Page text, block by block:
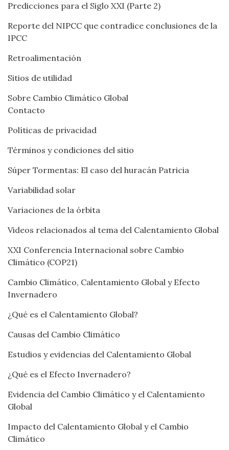
Predicciones para el Siglo XXI (Parte 2)
Reporte del NIPCC que contradice conclusiones de la
IPCC
Retroalimentación
Sitios de utilidad
Sobre Cambio Climático Global
Contacto
Políticas de privacidad
Términos y condiciones del sitio
Súper Tormentas: El caso del huracán Patricia
Variabilidad solar
Variaciones de la órbita
Videos relacionados al tema del Calentamiento Global
XXI Conferencia Internacional sobre Cambio
Climático (COP21)
Cambio Climático, Calentamiento Global y Efecto
Invernadero
¿Qué es el Calentamiento Global?
Causas del Cambio Climático
Estudios y evidencias del Calentamiento Global
¿Qué es el Efecto Invernadero?
Evidencia del Cambio Climático y el Calentamiento
Global
Impacto del Calentamiento Global y el Cambio
Climático